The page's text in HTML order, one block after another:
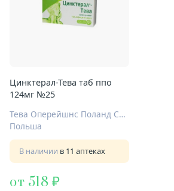
Цинктерал-Тева таб ппо
124мг №25
Тева Оперейшнс Поланд Сп. з о.о.
Польша
В наличии в 11 аптеках
от 518